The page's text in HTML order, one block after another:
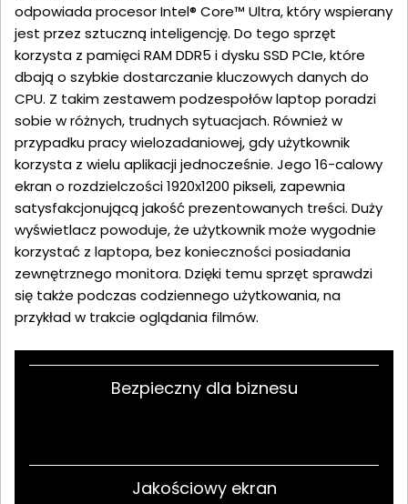
odpowiada procesor Intel® Core™ Ultra, który wspierany
jest przez sztuczną inteligencję. Do tego sprzęt
korzysta z pamięci RAM DDR5 i dysku SSD PCIe, które
dbają o szybkie dostarczanie kluczowych danych do
CPU. Z takim zestawem podzespołów laptop poradzi
sobie w różnych, trudnych sytuacjach. Również w
przypadku pracy wielozadaniowej, gdy użytkownik
korzysta z wielu aplikacji jednocześnie. Jego 16-calowy
ekran o rozdzielczości 1920x1200 pikseli, zapewnia
satysfakcjonującą jakość prezentowanych treści. Duży
wyświetlacz powoduje, że użytkownik może wygodnie
korzystać z laptopa, bez konieczności posiadania
zewnętrznego monitora. Dzięki temu sprzęt sprawdzi
się także podczas codziennego użytkowania, na
przykład w trakcie oglądania filmów.
Bezpieczny dla biznesu
Jakościowy ekran